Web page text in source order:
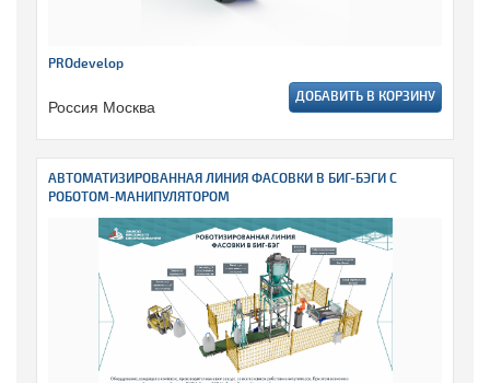
PROdevelop
Россия Москва ДОБАВИТЬ В КОРЗИНУ
АВТОМАТИЗИРОВАННАЯ ЛИНИЯ ФАСОВКИ В БИГ-БЭГИ С
РОБОТОМ-МАНИПУЛЯТОРОМ